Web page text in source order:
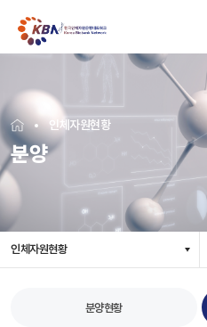
인체자원현황
분양
인체자원현황
분양현황